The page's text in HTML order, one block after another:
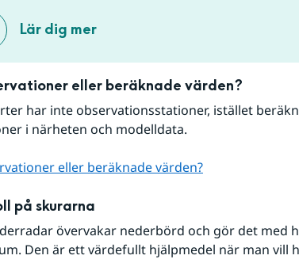
Lär dig mer
eller beräknade värden?
har inte observationsstationer, istället
i närheten och modelldata.
eller beräknade värden?
på skurarna
övervakar nederbörd och gör det med
Den är ett värdefullt hjälpmedel när man vill